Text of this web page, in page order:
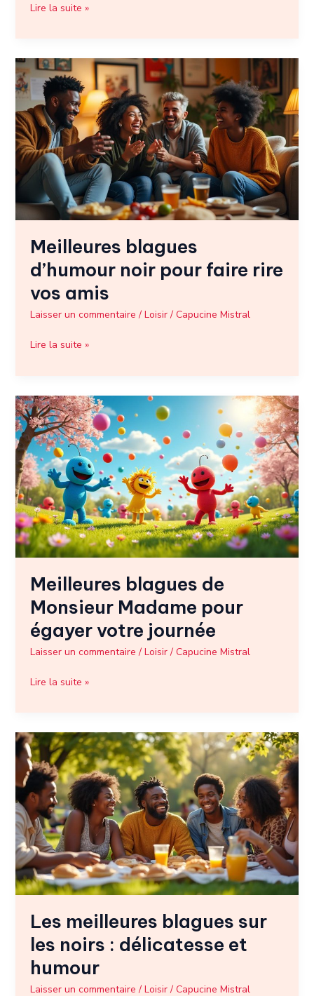
Lire la suite »
Meilleures blagues
d’humour noir pour faire rire
vos amis
Laisser un commentaire / Loisir/ Capucine Mistral
Meilleures
blagues
d’humour
noir
pour
faire
rire
amis
Lire la suite »
Meilleures blagues de
Monsieur Madame pour
égayer votre journée
Laisser un commentaire / Loisir/ Capucine Mistral
Meilleures
blagues
de
Monsieur
Madame
pour
égayer
votre
journée
Lire la suite »
Les meilleures blagues sur
les noirs : délicatesse et
humour
Laisser un commentaire / Loisir/ Capucine Mistral
Les
meilleures
blagues
sur
les
noirs
:
délicatesse
et
humour